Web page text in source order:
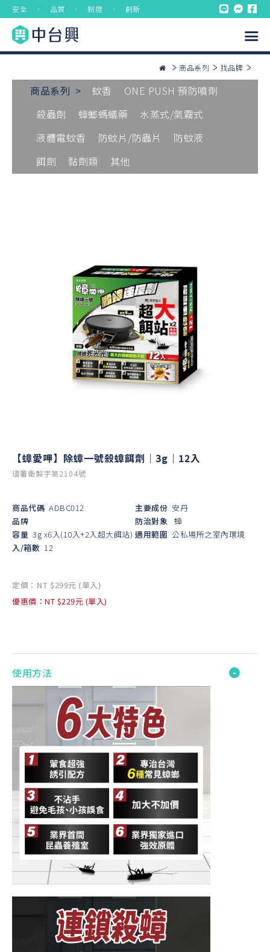
安全 ． 品質 ． 制度 ． 創新
商品系列 找品牌
商品系列 > 蚊香
ONE PUSH 預防噴劑
殺蟲劑
蟑螂螞蟻藥
水蒸式/氣霧式
液體電蚊香
防蚊片/防蟲片
防蚊液
餌劑
黏劑類 其他
【蟑愛呷】除蟑一號殺蟑餌劑｜3g｜12入
環署衛製字第2104號
商品代碼 ADBC012
品牌
容量 3g x6入(10入+2入超大餌站)
入/箱數 12
主要成份 安丹
防治對象 蟑
適用範圍 公私場所之室內環境
定價：NT $299元 (單入)
優惠價：NT $229元 (單入)
使用方法